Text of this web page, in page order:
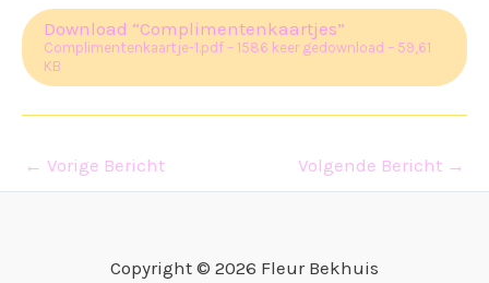
Download “Complimentenkaartjes”
Complimentenkaartje-1.pdf – 1586 keer gedownload – 59,61
KB
← Vorige Bericht Volgende Bericht →
Copyright © 2026 Fleur Bekhuis